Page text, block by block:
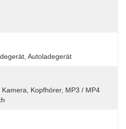
Autoladegerät
Kopfhörer, MP3 / MP4